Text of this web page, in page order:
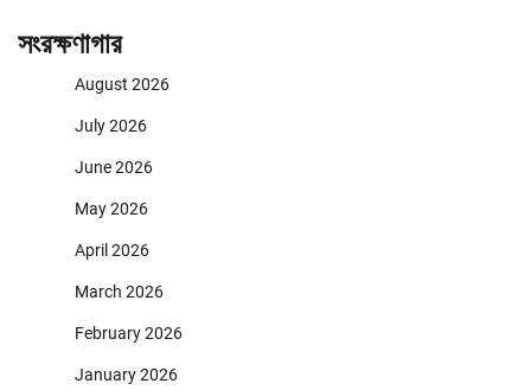
সংরক্ষণাগার
August 2026
July 2026
June 2026
May 2026
April 2026
March 2026
February 2026
January 2026